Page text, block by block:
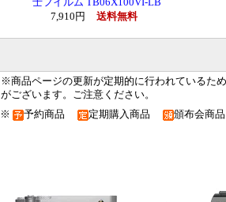
士フイルム TB06X100VI-LB
7,910円
送料無料
※商品ページの更新が定期的に行われているた
がございます。ご注意ください。
※ 予約商品 定期購入商品 頒布会商品